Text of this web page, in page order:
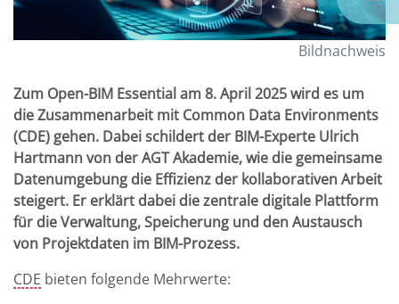
Bildnachweis
Zum Open-BIM Essential am 8. April 2025 wird es um
die Zusammenarbeit mit Common Data Environments
(CDE) gehen. Dabei schildert der BIM-Experte Ulrich
Hartmann von der AGT Akademie, wie die gemeinsame
Datenumgebung die Effizienz der kollaborativen Arbeit
steigert. Er erklärt dabei die zentrale digitale Plattform
für die Verwaltung, Speicherung und den Austausch
von Projektdaten im BIM-Prozess.
CDE bieten folgende Mehrwerte: